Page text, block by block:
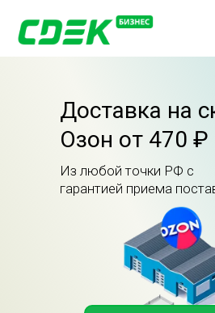
Доставка на
Озон от 470 ₽
Из любой точки РФ с
гарантией приема